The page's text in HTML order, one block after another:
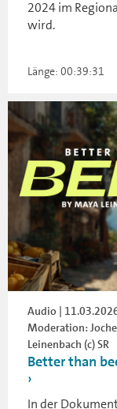
2024 im
wird.
Länge: 00:39:31
Audio |
Moderation:
Leinenbach (c) SR
Better than
In der